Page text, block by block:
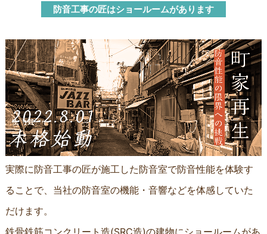
防音工事の匠はショールームがあります
実際に防音工事の匠が施工した防音室で防音性能を体験す
ることで、当社の防音室の機能・音響などを体感していた
だけます。